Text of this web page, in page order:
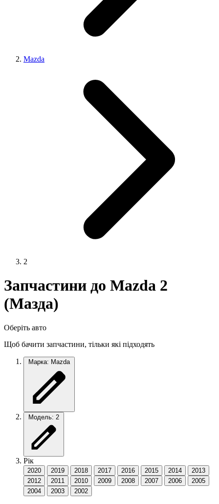
Mazda
2
Запчастини до Mazda 2
(Мазда)
Оберіть авто
Щоб бачити запчастини, тільки які підходять
Марка: Mazda
Модель: 2
Рік
2020 2019 2018 2017 2016 2015 2014
2013
2012
2011 2010 2009 2008 2007 2006
2005
2004
2003 2002